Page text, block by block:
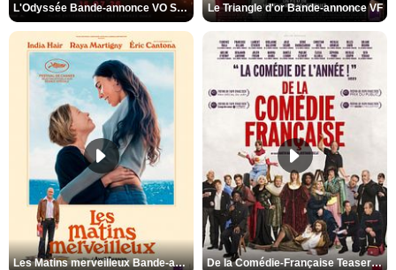
L'Odyssée Bande-annonce VO STFR Le Triangle d'or Bande-annonce VF
Les Matins merveilleux Bande-annonce VF De la Comédie-Française Teaser VF